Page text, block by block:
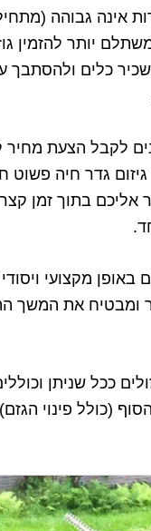
יותר להזמין
כלים ולהסתבך
לקבל הצעת מחיר
גדר חיה פשוט
אליכם בתוך זמן
באופן מקצועי
ומבטיח את המשך
ככל שניתן
(כולל פינוי